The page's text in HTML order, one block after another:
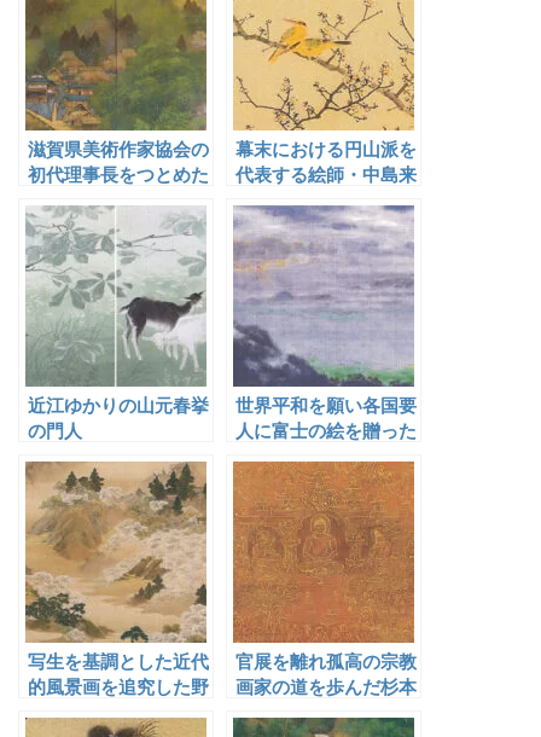
滋賀県美術作家協会の
初代理事長をつとめた
疋田春湖
幕末における円山派を
代表する絵師・中島来
章
近江ゆかりの山元春挙
の門人
世界平和を願い各国要
人に富士の絵を贈った
山元桜月
写生を基調とした近代
的風景画を追究した野
村文挙
官展を離れ孤高の宗教
画家の道を歩んだ杉本
哲郎